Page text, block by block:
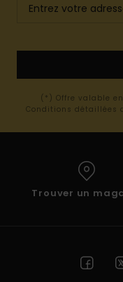
(*) Offre valable
Conditions détaillées
Trouver un